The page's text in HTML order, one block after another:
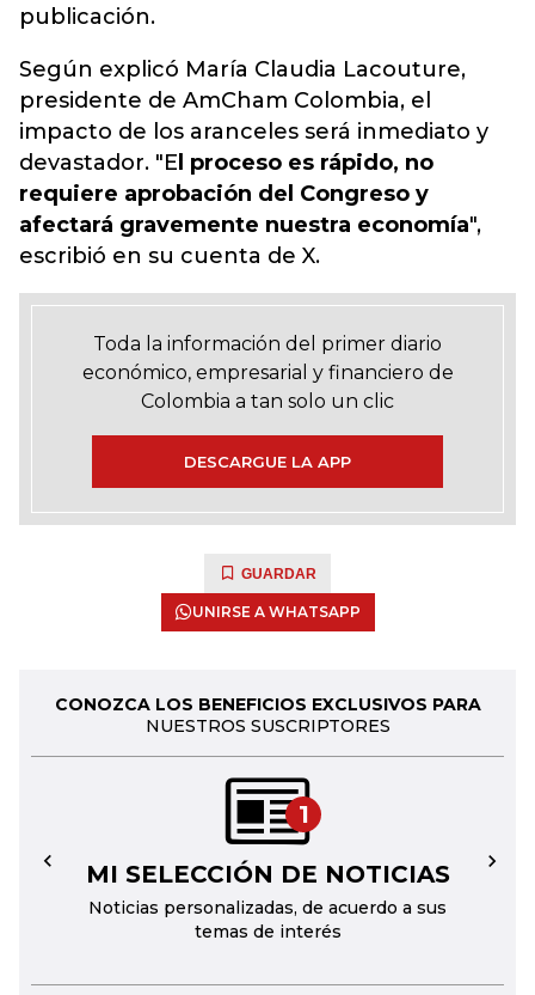
publicación.
Según explicó María Claudia Lacouture,
presidente de AmCham Colombia, el
impacto de los aranceles será inmediato y
devastador. "E l proceso es rápido, no
requiere aprobación del Congreso y
afectará gravemente nuestra economía",
escribió en su cuenta de X.
Toda la información del primer diario
económico, empresarial y financiero de
Colombia a tan solo un clic
DESCARGUE LA APP
GUARDAR
UNIRSE A WHATSAPP
CONOZCA LOS BENEFICIOS EXCLUSIVOS PARA
NUESTROS SUSCRIPTORES
1
MI SELECCIÓN DE NOTICIAS
Noticias personalizadas, de acuerdo a sus
temas de interés
← →